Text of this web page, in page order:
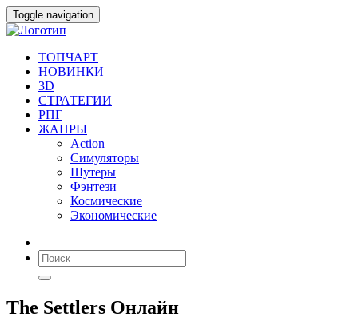
Toggle navigation
ТОПЧАРТ
НОВИНКИ
3D
СТРАТЕГИИ
РПГ
ЖАНРЫ
Action
Симуляторы
Шутеры
Фэнтези
Космические
Экономические
The Settlers Онлайн